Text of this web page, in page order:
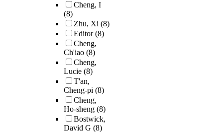
Cheng, I
(8)
Zhu, Xi (8)
Editor(8)
Cheng,
Ch'iao (8)
Cheng,
Lucie (8)
T'an,
Cheng-pi (8)
Cheng,
Ho-sheng (8)
Bostwick,
David G (8)